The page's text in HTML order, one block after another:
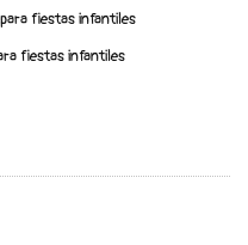
fiestas infantiles
fiestas infantiles